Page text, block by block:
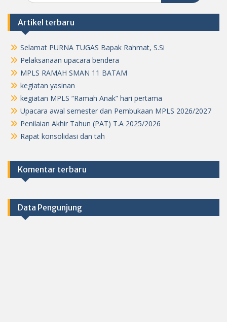
Artikel terbaru
Selamat PURNA TUGAS Bapak Rahmat, S.Si
Pelaksanaan upacara bendera
MPLS RAMAH SMAN 11 BATAM
kegiatan yasinan
kegiatan MPLS “Ramah Anak” hari pertama
Upacara awal semester dan Pembukaan MPLS 2026/2027
Penilaian Akhir Tahun (PAT) T.A 2025/2026
Rapat konsolidasi dan tah
Komentar terbaru
Data Pengunjung